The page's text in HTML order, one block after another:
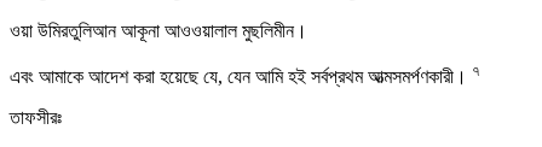
ওয়া উমিরতুলিআন আকূনা আওওয়ালাল মুছলিমীন।
এবং আমাকে আদেশ করা হয়েছে যে, যেন আমি হই সর্বপ্রথম আত্মসমর্পণকারী। ৭
তাফসীরঃ